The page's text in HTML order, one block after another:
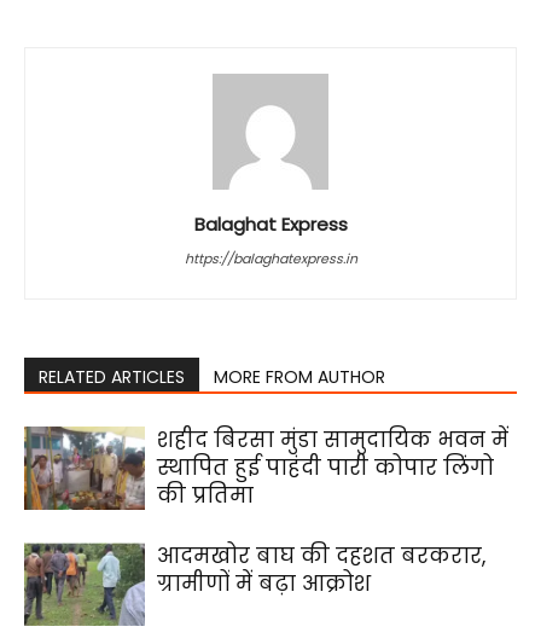
Balaghat Express
https://balaghatexpress.in
RELATED ARTICLES MORE FROM AUTHOR
शहीद बिरसा मुंडा सामुदायिक भवन में
स्थापित हुई पाहंदी पारी कोपार लिंगो
की प्रतिमा
आदमखोर बाघ की दहशत बरकरार,
ग्रामीणों में बढ़ा आक्रोश